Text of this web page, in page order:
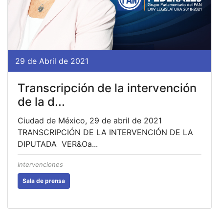
29 de Abril de 2021
Transcripción de la intervención
de la d...
Ciudad de México, 29 de abril de 2021
TRANSCRIPCIÓN DE LA INTERVENCIÓN DE LA
DIPUTADA VER&Oa...
Intervenciones
Sala de prensa